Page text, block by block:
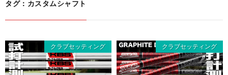
タグ：カスタムシャフト
クラブセッティング クラブセッティング